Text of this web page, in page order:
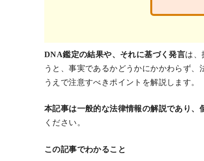
DNA鑑定の結果や、それに基づく発言は、
うと、事実であるかどうかにかかわらず
うえで注意すべきポイントを解説します。
本記事は一般的な法律情報の解説であり、
ください。
この記事でわかること